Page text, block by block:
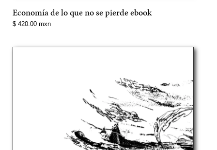
Economía de lo que no se pierde ebook
Precio
$ 420.00 mxn